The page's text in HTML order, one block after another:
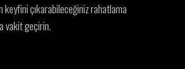
keyfini çıkarabileceğiniz rahatlama
vakit geçirin.